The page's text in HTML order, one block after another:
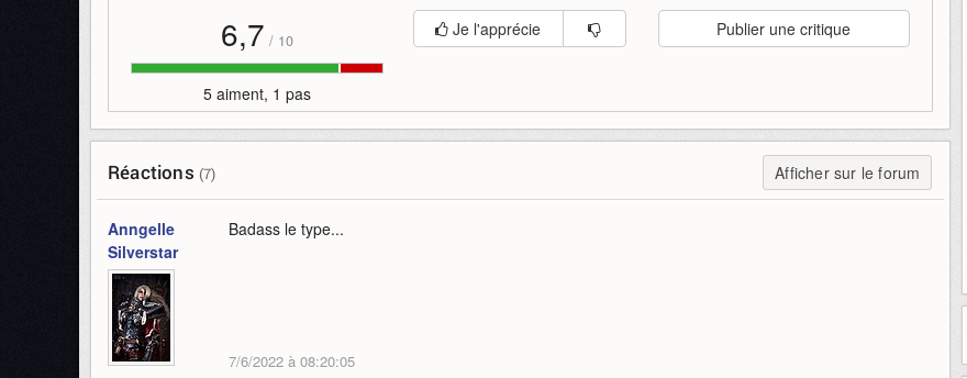
6,7 / 10
5 aiment, 1 pas
Je l'apprécie Publier une critique
Réactions (7) Afficher sur le forum
Anngelle
Silverstar
Badass le type...
7/6/2022 à 08:20:05